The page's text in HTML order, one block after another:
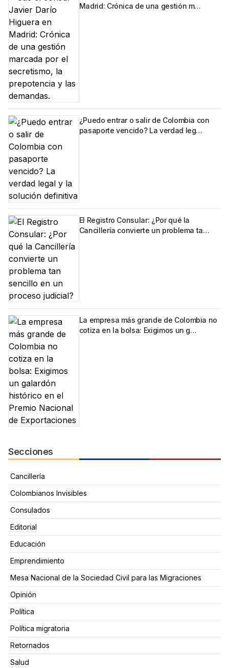
Madrid: Crónica de una gestión m…
¿Puedo entrar o salir de Colombia con
pasaporte vencido? La verdad leg…
El Registro Consular: ¿Por qué la
Cancillería convierte un problema ta…
La empresa más grande de Colombia no
cotiza en la bolsa: Exigimos un g…
Secciones
Cancillería
Colombianos Invisibles
Consulados
Editorial
Educación
Emprendimiento
Mesa Nacional de la Sociedad Civil para las Migraciones
Opinión
Política
Política migratoria
Retornados
Salud